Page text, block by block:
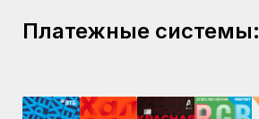
Платежные системы: